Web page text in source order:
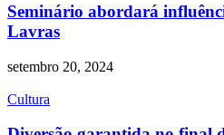
Seminário abordará
Lavras
setembro 20, 2024
Cultura